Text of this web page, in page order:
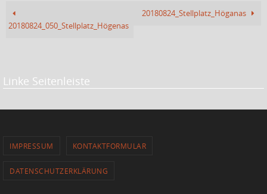
20180824_050_Stellplatz_Högenas
20180824_Stellplatz_Höganas
Linke Seitenleiste
IMPRESSUM KONTAKTFORMULAR
DATENSCHUTZERKLÄRUNG